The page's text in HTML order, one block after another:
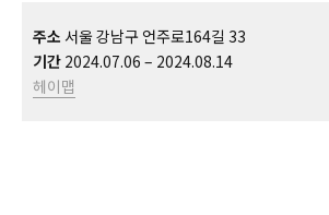
주소 서울 강남구 언주로164길 33
기간 2024.07.06 – 2024.08.14
헤이맵